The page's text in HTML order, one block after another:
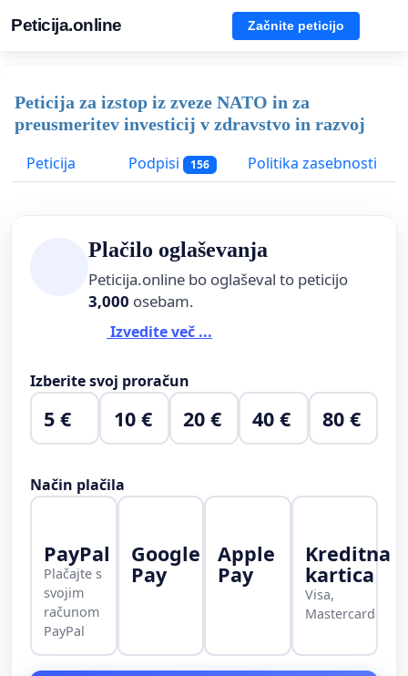
Peticija.online Začnite peticijo
Peticija za izstop iz zveze NATO in za
preusmeritev investicij v zdravstvo in razvoj
Peticija
Podpisi 156 Politika zasebnosti
Plačilo oglaševanja
Peticija.online bo oglaševal to peticijo
3,000 osebam.
Izvedite več ...
Izberite svoj proračun
5 € 10 € 20 € 40 € 80 €
Način plačila
PayPal
Plačajte s
svojim
računom
PayPal
Google
Pay
Apple
Pay
Kreditna
kartica
Visa,
Mastercard